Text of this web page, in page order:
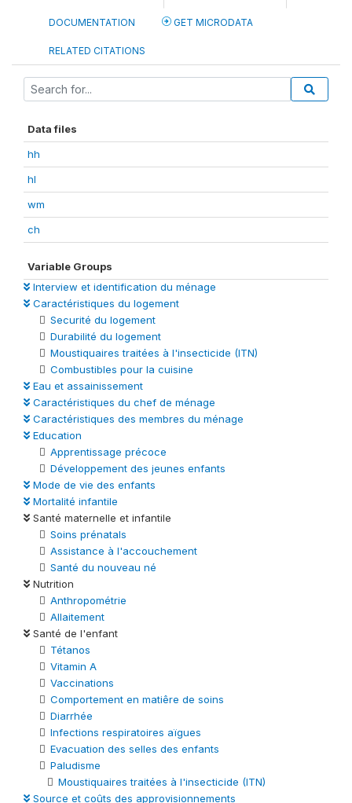
DOCUMENTATION GET MICRODATA
RELATED CITATIONS
Data files
hh
hl
wm
ch
Variable Groups
Interview et identification du ménage
Caractéristiques du logement
Securité du logement
Durabilité du logement
Moustiquaires traitées à l'insecticide (ITN)
Combustibles pour la cuisine
Eau et assainissement
Caractéristiques du chef de ménage
Caractéristiques des membres du ménage
Education
Apprentissage précoce
Développement des jeunes enfants
Mode de vie des enfants
Mortalité infantile
Santé maternelle et infantile
Soins prénatals
Assistance à l'accouchement
Santé du nouveau né
Nutrition
Anthropométrie
Allaitement
Santé de l'enfant
Tétanos
Vitamin A
Vaccinations
Comportement en matiêre de soins
Diarrhée
Infections respiratoires aïgues
Evacuation des selles des enfants
Paludisme
Moustiquaires traitées à l'insecticide (ITN)
Source et coûts des approvisionnements